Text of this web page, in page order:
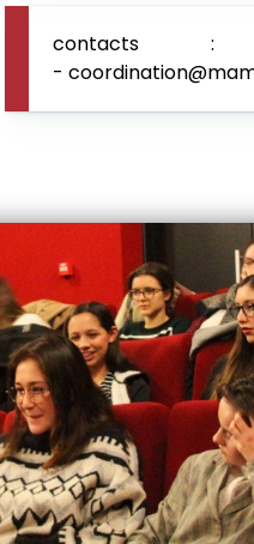
contacts :
-